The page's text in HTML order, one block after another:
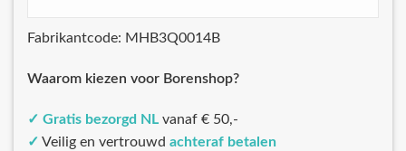
Fabrikantcode: MHB3Q0014B
Waarom kiezen voor Borenshop?
✓ Gratis bezorgd NL vanaf € 50,-
✓ Veilig en vertrouwd achteraf betalen